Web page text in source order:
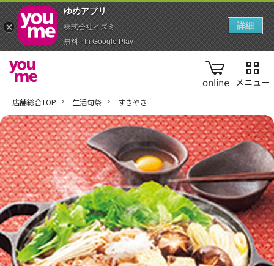
online
店舗総合TOP 生活旬祭 すきやき
ゆめアプ‪リ‬
株式会社イズミ
無料 - In Google Play
詳細